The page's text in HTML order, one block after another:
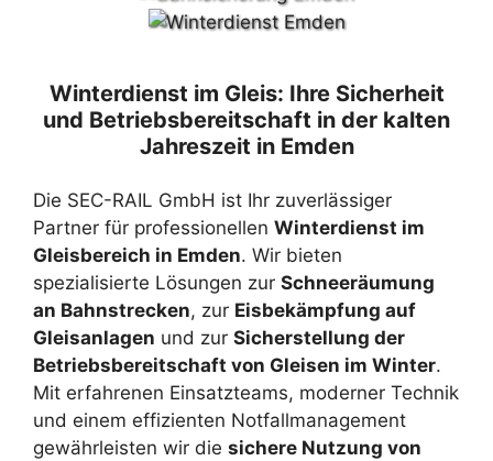
Winterdienst im Gleis: Ihre Sicherheit
und Betriebsbereitschaft in der kalten
Jahreszeit in Emden
Die SEC-RAIL GmbH ist Ihr zuverlässiger
Partner für professionellen Winterdienst im
Gleisbereich in Emden. Wir bieten
spezialisierte Lösungen zur Schneeräumung
an Bahnstrecken, zur Eisbekämpfung auf
Gleisanlagen und zur Sicherstellung der
Betriebsbereitschaft von Gleisen im Winter.
Mit erfahrenen Einsatzteams, moderner Technik
und einem effizienten Notfallmanagement
gewährleisten wir die sichere Nutzung von